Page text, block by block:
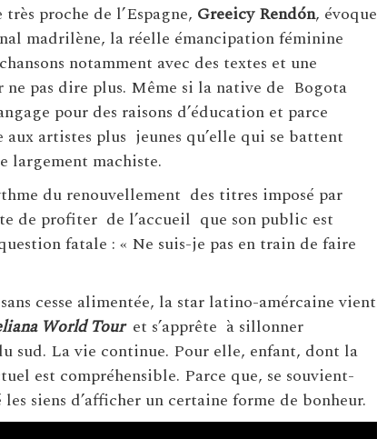
proche de l’Espagne, Greeicy Rendón, évoque
madrilène, la réelle émancipation féminine
notamment avec des textes et une
pas dire plus. Même si la native de Bogota
pour des raisons d’éducation et parce
aux artistes plus jeunes qu’elle qui se battent
largement machiste.
du renouvellement des titres imposé par
de profiter de l’accueil que son public est
fatale : « Ne suis-je pas en train de faire
cesse alimentée, la star latino-amércaine vient
World Tour et s’apprête à sillonner
sud. La vie continue. Pour elle, enfant, dont la
est compréhensible. Parce que, se souvient-
siens d’afficher un certaine forme de bonheur.